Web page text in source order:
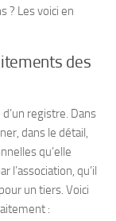
? Les voici en
des
registre. Dans
dans le détail,
qu’elle
qu’il
un tiers. Voici
: